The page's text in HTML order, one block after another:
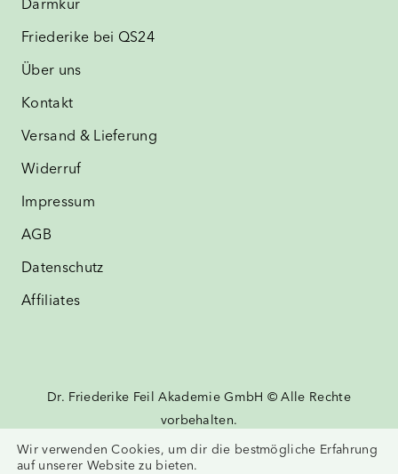
Darmkur
Friederike bei QS24
Über uns
Kontakt
Versand & Lieferung
Widerruf
Impressum
AGB
Datenschutz
Affiliates
Dr. Friederike Feil Akademie GmbH © Alle Rechte
vorbehalten.
Wir verwenden Cookies, um dir die bestmögliche Erfahrung
auf unserer Website zu bieten.